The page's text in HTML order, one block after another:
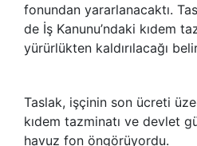
fonundan yararlanacaktı.
de İş Kanunu’ndaki kıdem
yürürlükten kaldırılacağı
Taslak, işçinin son ücreti
kıdem tazminatı ve devlet
havuz fon öngörüyordu.